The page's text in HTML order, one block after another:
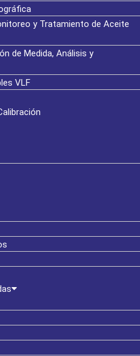
y Tratamiento de Aceite
de Medida, Análisis y
VLF